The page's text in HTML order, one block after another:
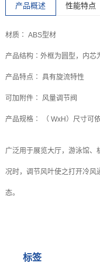
产品概述 性能特点
材质∶ ABS型材
产品结构∶外框为圆型，内芯
产品特点∶ 具有旋流特性
可加附件∶ 风量调节阀
产品规格∶ （ WxH）尺寸可
广泛用于展览大厅，游泳馆
况时，调节风叶使之打开冷风
态。
标签